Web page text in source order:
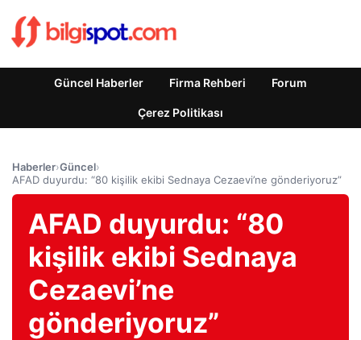
Güncel Haberler Firma Rehberi Forum
Çerez Politikası
Haberler›Güncel›
AFAD duyurdu: “80 kişilik ekibi Sednaya Cezaevi’ne gönderiyoruz”
AFAD duyurdu: “80
kişilik ekibi Sednaya
Cezaevi’ne
gönderiyoruz”